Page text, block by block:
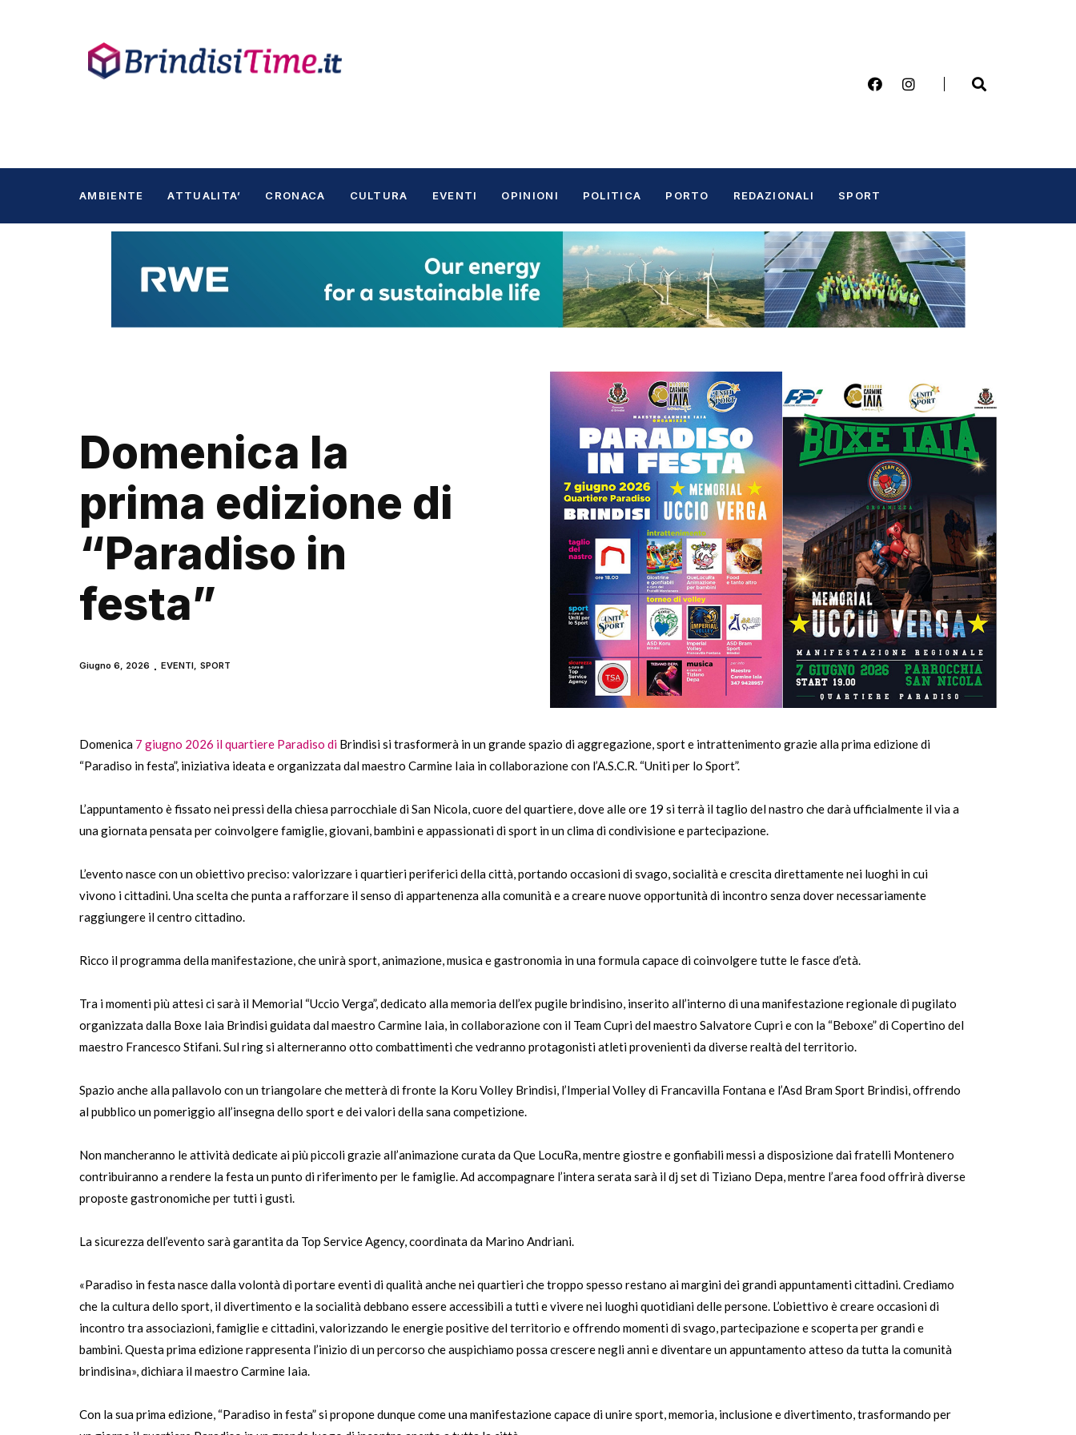
AMBIENTE ATTUALITA’ CRONACA CULTURA EVENTI OPINIONI POLITICA PORTO REDAZIONALI SPORT
Domenica la
prima edizione di
“Paradiso in
festa”
Giugno 6, 2026 EVENTI,SPORT
Domenica 7 giugno 2026 il quartiere Paradiso di Brindisi si trasformerà in un grande spazio di aggregazione, sport e intrattenimento grazie alla prima edizione di
“Paradiso in festa”, iniziativa ideata e organizzata dal maestro Carmine Iaia in collaborazione con l’A.S.C.R. “Uniti per lo Sport”.
L’appuntamento è fissato nei pressi della chiesa parrocchiale di San Nicola, cuore del quartiere, dove alle ore 19 si terrà il taglio del nastro che darà ufficialmente il via a
una giornata pensata per coinvolgere famiglie, giovani, bambini e appassionati di sport in un clima di condivisione e partecipazione.
L’evento nasce con un obiettivo preciso: valorizzare i quartieri periferici della città, portando occasioni di svago, socialità e crescita direttamente nei luoghi in cui
vivono i cittadini. Una scelta che punta a rafforzare il senso di appartenenza alla comunità e a creare nuove opportunità di incontro senza dover necessariamente
raggiungere il centro cittadino.
Ricco il programma della manifestazione, che unirà sport, animazione, musica e gastronomia in una formula capace di coinvolgere tutte le fasce d’età.
Tra i momenti più attesi ci sarà il Memorial “Uccio Verga”, dedicato alla memoria dell’ex pugile brindisino, inserito all’interno di una manifestazione regionale di pugilato
organizzata dalla Boxe Iaia Brindisi guidata dal maestro Carmine Iaia, in collaborazione con il Team Cupri del maestro Salvatore Cupri e con la “Beboxe” di Copertino del
maestro Francesco Stifani. Sul ring si alterneranno otto combattimenti che vedranno protagonisti atleti provenienti da diverse realtà del territorio.
Spazio anche alla pallavolo con un triangolare che metterà di fronte la Koru Volley Brindisi, l’Imperial Volley di Francavilla Fontana e l’Asd Bram Sport Brindisi, offrendo
al pubblico un pomeriggio all’insegna dello sport e dei valori della sana competizione.
Non mancheranno le attività dedicate ai più piccoli grazie all’animazione curata da Que LocuRa, mentre giostre e gonfiabili messi a disposizione dai fratelli Montenero
contribuiranno a rendere la festa un punto di riferimento per le famiglie. Ad accompagnare l’intera serata sarà il dj set di Tiziano Depa, mentre l’area food offrirà diverse
proposte gastronomiche per tutti i gusti.
La sicurezza dell’evento sarà garantita da Top Service Agency, coordinata da Marino Andriani.
«Paradiso in festa nasce dalla volontà di portare eventi di qualità anche nei quartieri che troppo spesso restano ai margini dei grandi appuntamenti cittadini. Crediamo
che la cultura dello sport, il divertimento e la socialità debbano essere accessibili a tutti e vivere nei luoghi quotidiani delle persone. L’obiettivo è creare occasioni di
incontro tra associazioni, famiglie e cittadini, valorizzando le energie positive del territorio e offrendo momenti di svago, partecipazione e scoperta per grandi e
bambini. Questa prima edizione rappresenta l’inizio di un percorso che auspichiamo possa crescere negli anni e diventare un appuntamento atteso da tutta la comunità
brindisina», dichiara il maestro Carmine Iaia.
Con la sua prima edizione, “Paradiso in festa” si propone dunque come una manifestazione capace di unire sport, memoria, inclusione e divertimento, trasformando per